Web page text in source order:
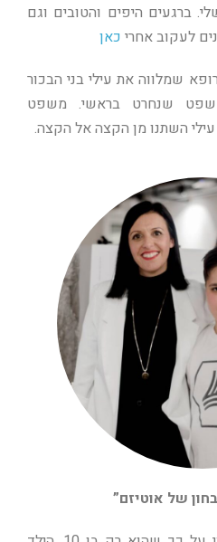
ברגעים היפים והטובים וגם
לעקוב אחרי כאן
שמלווה את עילי בני הבכור
משפט שנחרט בראשי. משפט
השתנו מן הקצה אל הקצה.
של אוטיזם”